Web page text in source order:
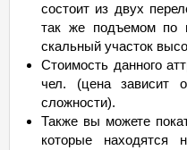
состоит из двух
так же подъемом по
скальный участок
Стоимость данного
чел. (цена зависит
сложности).
Также вы можете
которые находятся